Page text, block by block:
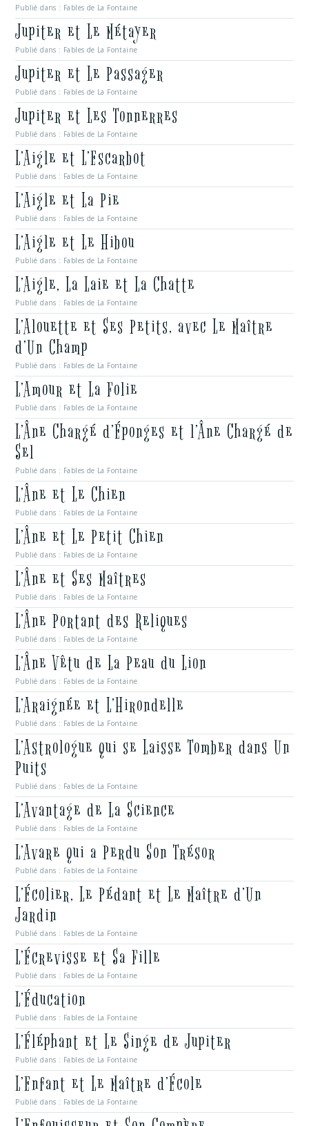
Publié dans : Fables de La Fontaine
Jupiter et Le Métayer
Publié dans : Fables de La Fontaine
Jupiter et Le Passager
Publié dans : Fables de La Fontaine
Jupiter et Les Tonnerres
Publié dans : Fables de La Fontaine
L’Aigle et L’Escarbot
Publié dans : Fables de La Fontaine
L’Aigle et La Pie
Publié dans : Fables de La Fontaine
L’Aigle et Le Hibou
Publié dans : Fables de La Fontaine
L’Aigle, La Laie et La Chatte
Publié dans : Fables de La Fontaine
L’Alouette et Ses Petits, avec Le Maître
d’Un Champ
Publié dans : Fables de La Fontaine
L’Amour et La Folie
Publié dans : Fables de La Fontaine
L’Âne Chargé d’Éponges et l’Âne Chargé de
Sel
Publié dans : Fables de La Fontaine
L’Âne et Le Chien
Publié dans : Fables de La Fontaine
L’Âne et Le Petit Chien
Publié dans : Fables de La Fontaine
L’Âne et Ses Maîtres
Publié dans : Fables de La Fontaine
L’Âne Portant des Reliques
Publié dans : Fables de La Fontaine
L’Âne Vêtu de La Peau du Lion
Publié dans : Fables de La Fontaine
L’Araignée et L’Hirondelle
Publié dans : Fables de La Fontaine
L’Astrologue qui se Laisse Tomber dans Un
Puits
Publié dans : Fables de La Fontaine
L’Avantage de La Science
Publié dans : Fables de La Fontaine
L’Avare qui a Perdu Son Trésor
Publié dans : Fables de La Fontaine
L’Écolier, Le Pédant et Le Maître d’Un
Jardin
Publié dans : Fables de La Fontaine
L’Écrevisse et Sa Fille
Publié dans : Fables de La Fontaine
L’Éducation
Publié dans : Fables de La Fontaine
L’Éléphant et Le Singe de Jupiter
Publié dans : Fables de La Fontaine
L’Enfant et Le Maître d’École
Publié dans : Fables de La Fontaine